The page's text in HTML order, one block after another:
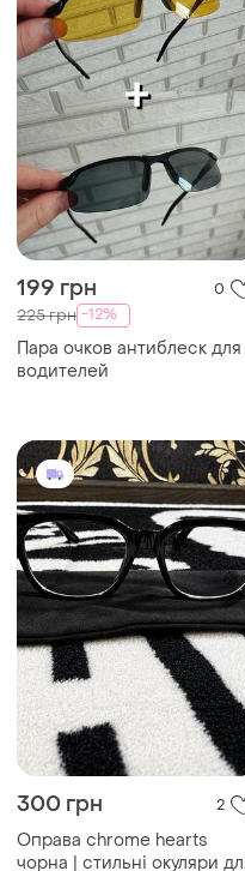
199 грн 0
225 грн -12%
Пара очков антиблеск для
водителей
300 грн 2
Оправа chrome hearts
чорна | стильні окуляри